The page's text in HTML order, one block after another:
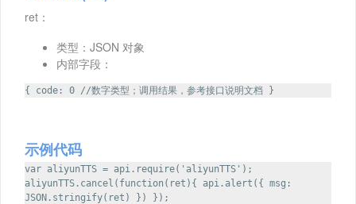
ret：
类型：JSON 对象
内部字段：
{ code: 0 //数字类型；调用结果，参考接口说明文档 }
示例代码
var aliyunTTS = api.require('aliyunTTS');
aliyunTTS.cancel(function(ret){ api.alert({ msg:
JSON.stringify(ret) }) });